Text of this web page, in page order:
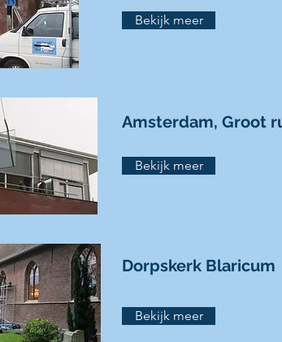
Bekijk meer
Amsterdam, Groot
Bekijk meer
Dorpskerk Blaricum
Bekijk meer